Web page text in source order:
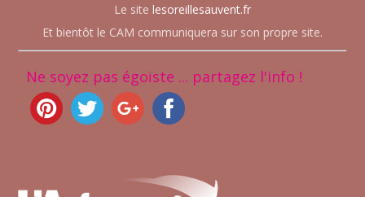
Le site lesoreillesauvent.fr
Et bientôt le CAM communiquera sur son propre site.
Ne soyez pas égoïste ... partagez l'info !